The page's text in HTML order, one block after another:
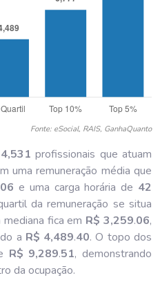
Fonte: eSocial, RAIS, GanhaQuanto
4,531 profissionais que atuam
uma remuneração média que
06 e uma carga horária de 42
da remuneração se situa
mediana fica em R$ 3,259.06,
a R$ 4,489.40. O topo dos
R$ 9,289.51, demonstrando
da ocupação.